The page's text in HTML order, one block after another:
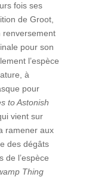
fois ses
de Groot,
renversement
pour son
l’espèce
à
pour
to Astonish
vient sur
ramener aux
des dégâts
de l’espèce
Thing